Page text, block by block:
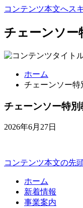
コンテンツ本文へス
チェーンソー
ホーム
チェーンソー特
チェーンソー特
2026年6月27日
コンテンツ本文の先
ホーム
新着情報
事業案内